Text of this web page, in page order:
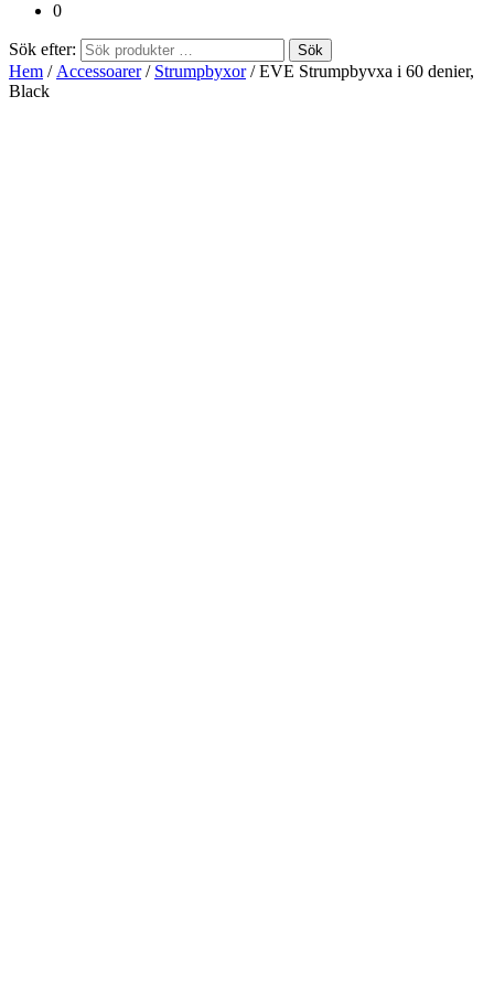
0
Sök efter: Sök
Hem / Accessoarer/ Strumpbyxor/ EVE Strumpbyvxa i 60 denier,
Black